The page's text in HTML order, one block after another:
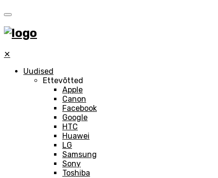
✕
Uudised
Ettevõtted
Apple
Canon
Facebook
Google
HTC
Huawei
LG
Samsung
Sony
Toshiba